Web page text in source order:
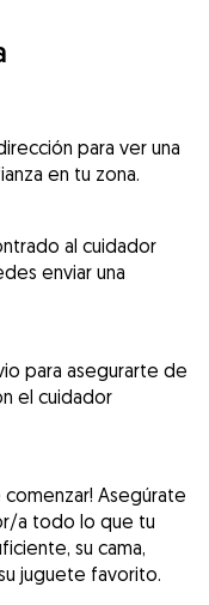
para ver una
en tu zona.
al cuidador
enviar una
para asegurarte de
el cuidador
Asegúrate
a todo lo que tu
su cama,
juguete favorito.